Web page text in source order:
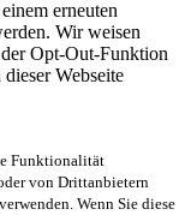
erneuten
Wir weisen
Opt-Out-Funktion
Webseite
Funktionalität
von Drittanbietern
Wenn Sie diese